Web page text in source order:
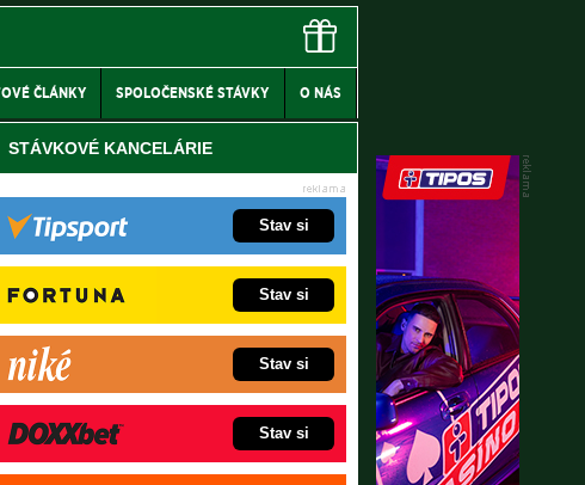
ČLÁNKY SPOLOČENSKÉ STÁVKY O NÁS
STÁVKOVÉ KANCELÁRIE
Stav si
Stav si
Stav si
Stav si